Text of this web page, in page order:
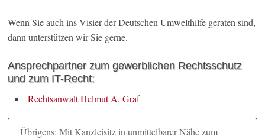
Wenn Sie auch ins Visier der Deutschen Umwelthilfe geraten sind,
dann unterstützen wir Sie gerne.
Ansprechpartner zum gewerblichen Rechtsschutz
und zum IT-Recht:
Rechtsanwalt Helmut A. Graf
Übrigens: Mit Kanzleisitz in unmittelbarer Nähe zum